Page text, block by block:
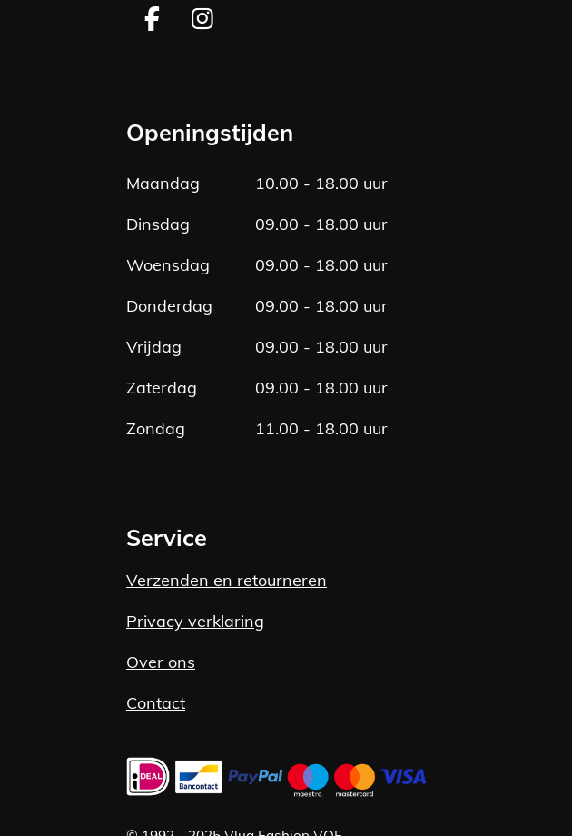
F
b
o
I
a
g
Openingstijden
Maandag
10.00 - 18.00 uur
Dinsdag
09.00 - 18.00 uur
Woensdag
09.00 - 18.00 uur
Donderdag
09.00 - 18.00 uur
Vrijdag
09.00 - 18.00 uur
Zaterdag
09.00 - 18.00 uur
Zondag
11.00 - 18.00 uur
Service
Verzenden en retourneren
Privacy verklaring
Over ons
Contact